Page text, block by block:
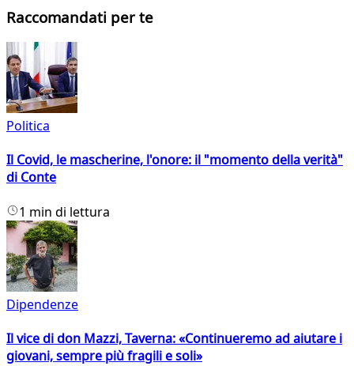
Raccomandati per te
Politica
Il Covid, le mascherine, l'onore: il "momento della verità"
di Conte
1 min di lettura
Dipendenze
Il vice di don Mazzi, Taverna: «Continueremo ad aiutare i
giovani, sempre più fragili e soli»